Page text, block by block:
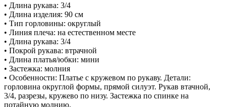
• Длина рукава: 3/4
• Длина изделия: 90 см
• Тип горловины: округлый
• Линия плеча: на естественном месте
• Длина рукава: 3/4
• Покрой рукава: втрачной
• Длина платья/юбки: мини
• Застежка: молния
• Особенности: Платье с кружевом по рукаву. Детали:
горловина округлой формы, прямой силуэт. Рукав втачной,
3/4, разрезы, кружево по низу. Застежка по спинке на
потайную молнию.